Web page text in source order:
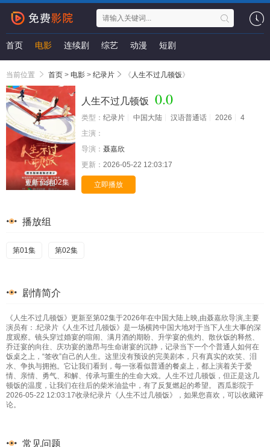
首页 电影 连续剧 综艺 动漫 短剧
当前位置 首页 > 电影 > 纪录片 《 人生不过几顿饭》
更新至第02集
人生不过几顿饭 0.0
类型： 纪录片 中国大陆 汉语普通话 2026
4
主演：
导演： 聂嘉欣
更新： 2026-05-22 12:03:17
立即播放
播放组
第01集 第02集
剧情简介
《人生不过几顿饭》更新至第02集于2026年在中国大陆上映,由聂嘉欣导演,主要
演员有：.纪录片《人生不过几顿饭》是一场横跨中国大地对于当下人生大事的深
度观察。镜头穿过婚宴的喧闹、满月酒的期盼、升学宴的焦灼、散伙饭的释然、
乔迁宴的向往、庆功宴的激昂与生命谢宴的沉静，记录当下一个个普通人如何在
饭桌之上，“签收”自己的人生。这里没有预设的完美剧本，只有真实的欢笑、泪
水、争执与拥抱。它让我们看到，每一张看似普通的餐桌上，都上演着关于爱
情、亲情、勇气、和解、传承与重生的生命大戏。人生不过几顿饭，但正是这几
顿饭的温度，让我们在往后的柴米油盐中，有了反复燃起的希望。 西瓜影院于
2026-05-22 12:03:17收录纪录片《人生不过几顿饭》，如果您喜欢，可以收藏评
论。
常见问题